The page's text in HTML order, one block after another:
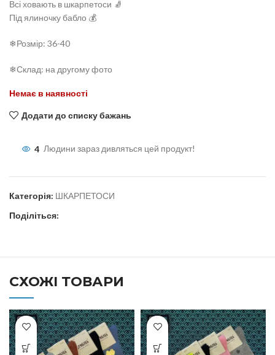
Всі ховають в шкарпетоси 🧦
Під ялиночку бабло 💰
❄Розмір: 36-40
❄Склад: на другому фото
Немає в наявності
Додати до списку бажань
4 Людини зараз дивляться цей продукт!
Категорія: ШКАРПЕТОСИ
Поділіться:
СХОЖІ ТОВАРИ